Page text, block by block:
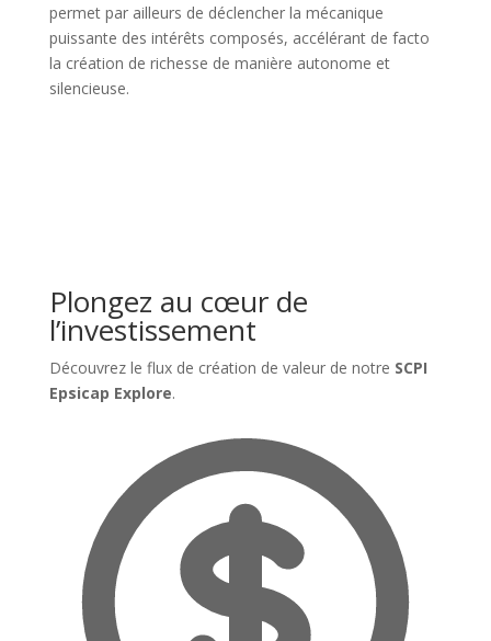
permet par ailleurs de déclencher la mécanique
puissante des intérêts composés, accélérant de facto
la création de richesse de manière autonome et
silencieuse.
Plongez au cœur de
l’investissement
Découvrez le flux de création de valeur de notre SCPI
Epsicap Explore.